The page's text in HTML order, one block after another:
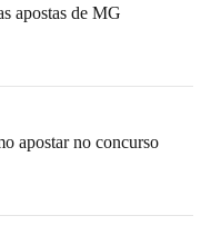
apostas de MG
apostar no concurso